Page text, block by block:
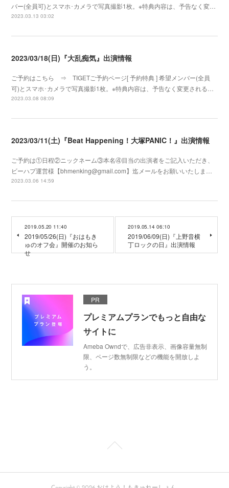
バー(全員可)とスマホ･カメラで写真撮影1枚。※特典内容は、予告なく変…
2023.03.13 03:02
2023/03/18(日)『大乱痴気』出演情報
ご予約はこちら ⇒ TIGETご予約ページ[ 予約特典 ] 希望メンバー(全員
可)とスマホ･カメラで写真撮影1枚。※特典内容は、予告なく変更される…
2023.03.08 08:09
2023/03/11(土)『Beat Happening！大塚PANIC！』出演情報
ご予約は①日程②ニックネーム③本名④目当の出演者をご記入いただき、
ビーハプ運営様【bhmenking@gmail.com】迄メールをお願いいたしま…
2023.03.06 14:59
2019.05.20 11:40
2019/05/26(日)『おはもき
ゅのオフ会』開催のお知ら
せ
2019.05.14 06:10
2019/06/09(日)『上野音横
丁ロックの日』出演情報
PR
プレミアムプランでもっと自由な
サイトに
Ameba Owndで、広告非表示、画像容量無制
限、ページ数無制限などの機能を開放しよ
う。